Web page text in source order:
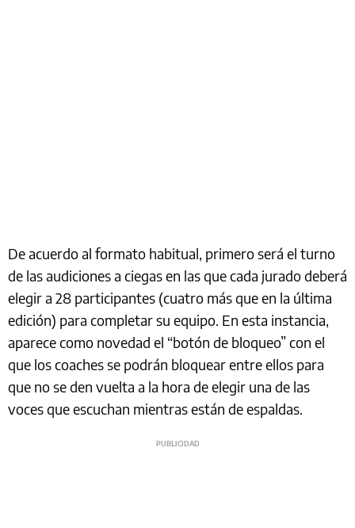
De acuerdo al formato habitual, primero será el turno
de las audiciones a ciegas en las que cada jurado deberá
elegir a 28 participantes (cuatro más que en la última
edición) para completar su equipo. En esta instancia,
aparece como novedad el “botón de bloqueo” con el
que los coaches se podrán bloquear entre ellos para
que no se den vuelta a la hora de elegir una de las
voces que escuchan mientras están de espaldas.